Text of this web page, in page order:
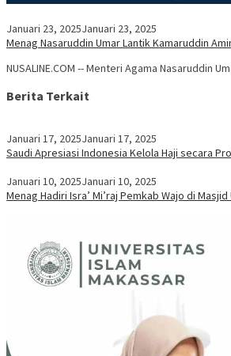
Januari 23, 2025Januari 23, 2025
Menag Nasaruddin Umar Lantik Kamaruddin
NUSALINE.COM -- Menteri Agama Nasaruddin
Berita Terkait
Januari 17, 2025Januari 17, 2025
Saudi Apresiasi Indonesia Kelola Haji secara
Januari 10, 2025Januari 10, 2025
Menag Hadiri Isra’ Mi’raj Pemkab Wajo di